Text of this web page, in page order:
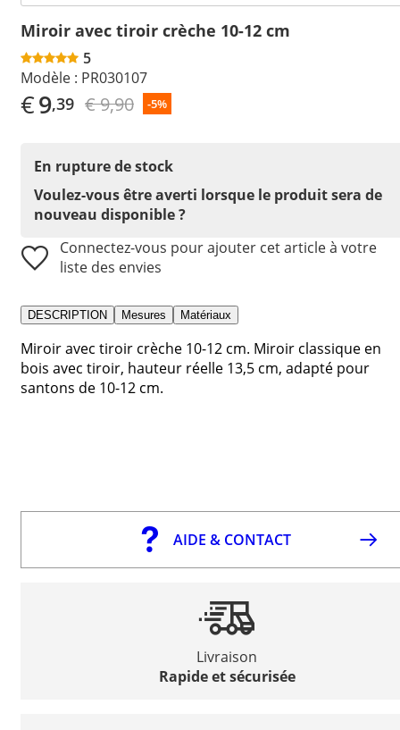
Miroir avec tiroir crèche 10-12 cm
5
Modèle : PR030107
€9,39 € 9,90 -5%
En rupture de stock
Voulez-vous être averti lorsque le produit sera de
nouveau disponible ?
Connectez-vous pour ajouter cet article à votre
liste des envies
DESCRIPTION Mesures Matériaux
Miroir avec tiroir crèche 10-12 cm. Miroir classique en
bois avec tiroir, hauteur réelle 13,5 cm, adapté pour
santons de 10-12 cm.
AIDE & CONTACT
Livraison
Rapide et sécurisée